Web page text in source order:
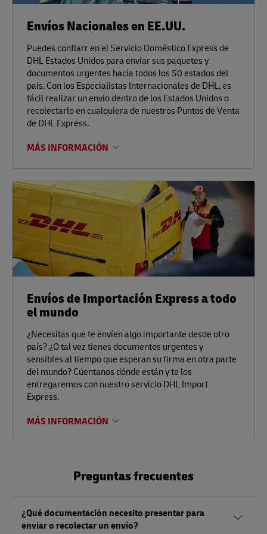
Envíos Nacionales en EE.UU.
Puedes confiarr en el Servicio Doméstico Express de
DHL Estados Unidos para enviar sus paquetes y
documentos urgentes hacia todos los 50 estados del
país. Con los Especialistas Internacionales de DHL, es
fácil realizar un envío dentro de los Estados Unidos o
recolectarlo en cualquiera de nuestros Puntos de Venta
de DHL Express.
MÁS INFORMACIÓN
Envíos de Importación Express a todo
el mundo
¿Necesitas que te envíen algo importante desde otro
país? ¿O tal vez tienes documentos urgentes y
sensibles al tiempo que esperan su firma en otra parte
del mundo? Cúentanos dónde están y te los
entregaremos con nuestro servicio DHL Import
Express.
MÁS INFORMACIÓN
Preguntas frecuentes
¿Qué documentación necesito presentar para
enviar o recolectar un envío?